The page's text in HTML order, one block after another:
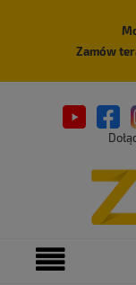
Zamów